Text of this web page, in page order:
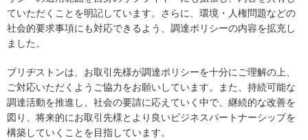
ていただくことを明記しています。さらに、環境・人権問題などの
社会的要求事項にも対応できるよう、調達ポリシーの内容を拡充し
ました。
ブリヂストンは、お取引先様が調達ポリシーを十分にご理解の上、
ご対応いただくようご協力をお願いしています。また、持続可能な
調達活動を推進し、社会の要請に応えていく中で、継続的な改善を
図り、将来的にお取引先様とより良いビジネスパートナーシップを
構築していくことを目指しています。